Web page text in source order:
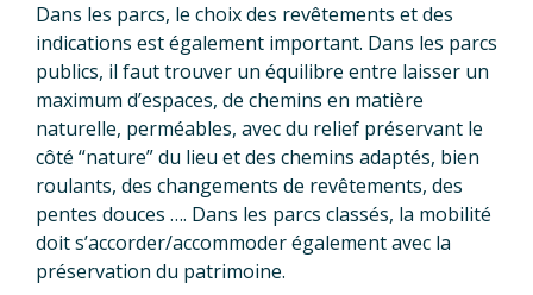
Dans les parcs, le choix des revêtements et des
indications est également important. Dans les parcs
publics, il faut trouver un équilibre entre laisser un
maximum d’espaces, de chemins en matière
naturelle, perméables, avec du relief préservant le
côté “nature” du lieu et des chemins adaptés, bien
roulants, des changements de revêtements, des
pentes douces …. Dans les parcs classés, la mobilité
doit s’accorder/accommoder également avec la
préservation du patrimoine.